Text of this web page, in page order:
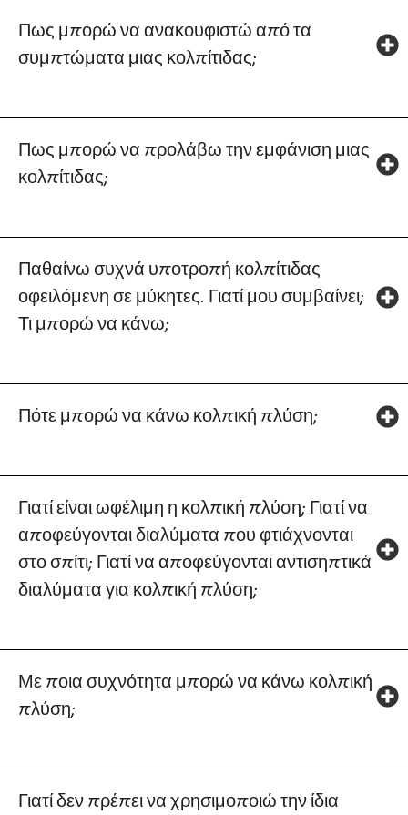
Πως μπορώ να ανακουφιστώ από τα
συμπτώματα μιας κολπίτιδας;
Πως μπορώ να προλάβω την εμφάνιση μιας
κολπίτιδας;
Παθαίνω συχνά υποτροπή κολπίτιδας
οφειλόμενη σε μύκητες. Γιατί μου συμβαίνει;
Τι μπορώ να κάνω;
Πότε μπορώ να κάνω κολπική πλύση;
Γιατί είναι ωφέλιμη η κολπική πλύση; Γιατί να
αποφεύγονται διαλύματα που φτιάχνονται
στο σπίτι; Γιατί να αποφεύγονται αντισηπτικά
διαλύματα για κολπική πλύση;
Με ποια συχνότητα μπορώ να κάνω κολπική
πλύση;
Γιατί δεν πρέπει να χρησιμοποιώ την ίδια